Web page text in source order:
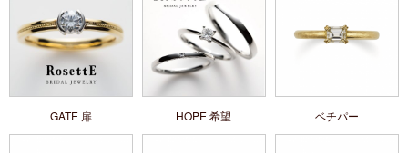
GATE 扉 HOPE 希望 ベチパー